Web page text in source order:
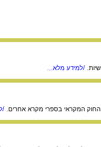
/למידע מלא...
החוק המקראי בספרי מקרא אחרים. /